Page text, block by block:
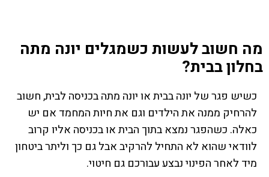
מה חשוב לעשות כשמגלים יונה מתה
בחלון בבית?
כשיש פגר של יונה בבית או יונה מתה בכניסה לבית, חשוב
להרחיק ממנה את הילדים וגם את חיות המחמד אם יש
כאלה. כשהפגר נמצא בתוך הבית או בכניסה אליו קרוב
לוודאי שהוא לא התחיל להרקיב אבל גם כך וליתר ביטחון
מיד לאחר הפינוי נבצע עבורכם גם חיטוי.